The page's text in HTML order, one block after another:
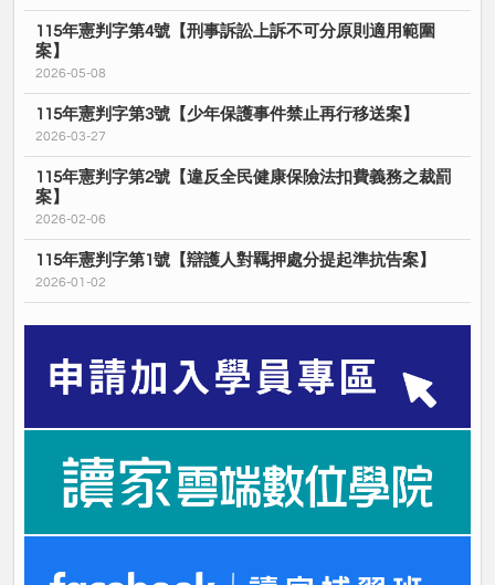
115年憲判字第4號【刑事訴訟上訴不可分原則適用範圍
案】
2026-05-08
115年憲判字第3號【少年保護事件禁止再行移送案】
2026-03-27
115年憲判字第2號【違反全民健康保險法扣費義務之裁罰
案】
2026-02-06
115年憲判字第1號【辯護人對羈押處分提起準抗告案】
2026-01-02